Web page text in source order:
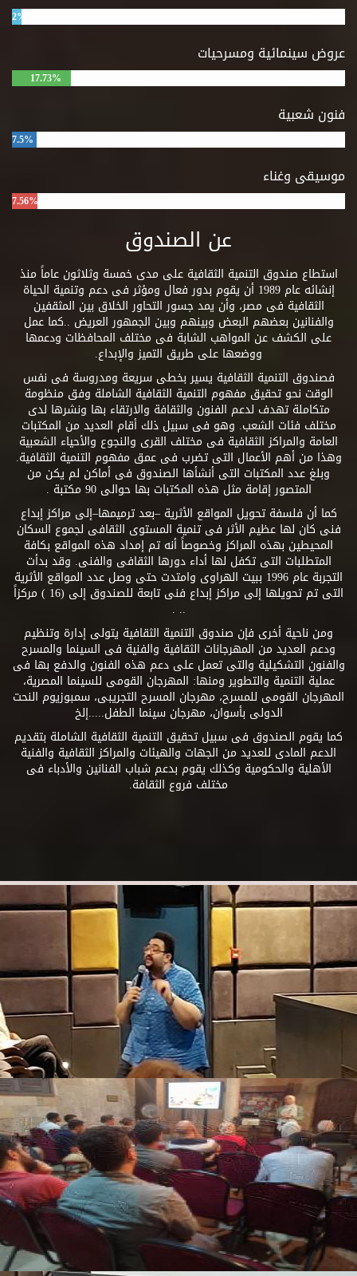
2%
عروض سينمائية ومسرحيات
17.73%
فنون شعبية
7.5%
موسيقى وغناء
7.56%
عن الصندوق
استطاع صندوق التنمية الثقافية على مدى خمسة وثلاثون عاماً منذ
إنشائه عام 1989 أن يقوم بدور فعال ومؤثر فى دعم وتنمية الحياة
الثقافية فى مصر، وأن يمد جسور التحاور الخلاق بين المثقفين
والفنانين بعضهم البعض وبينهم وبين الجمهور العريض ..كما عمل
على الكشف عن المواهب الشابة فى مختلف المحافظات ودعمها
ووضعها على طريق التميز والإبداع.
فصندوق التنمية الثقافية يسير بخطى سريعة ومدروسة فى نفس
الوقت نحو تحقيق مفهوم التنمية الثقافية الشاملة وفق منظومة
متكاملة تهدف لدعم الفنون والثقافة والارتقاء بها ونشرها لدى
مختلف فئات الشعب. وهو فى سبيل ذلك أقام العديد من المكتبات
العامة والمراكز الثقافية فى مختلف القرى والنجوع والأحياء الشعبية
وهذا من أهم الأعمال التى تضرب فى عمق مفهوم التنمية الثقافية.
وبلغ عدد المكتبات التى أنشأها الصندوق فى أماكن لم يكن من
المتصور إقامة مثل هذه المكتبات بها حوالى 90 مكتبة .
كما أن فلسفة تحويل المواقع الأثرية –بعد ترميمها–إلى مراكز إبداع
فنى كان لها عظيم الأثر فى تنمية المستوى الثقافى لجموع السكان
المحيطين بهذه المراكز وخصوصاً أنه تم إمداد هذه المواقع بكافة
المتطلبات التى تكفل لها أداء دورها الثقافى والفنى. وقد بدأت
التجربة عام 1996 ببيت الهراوى وامتدت حتى وصل عدد المواقع الأثرية
التى تم تحويلها إلى مراكز إبداع فنى تابعة للصندوق إلى (16 ) مركزاً
.. .
ومن ناحية أخرى فإن صندوق التنمية الثقافية يتولى إدارة وتنظيم
ودعم العديد من المهرجانات الثقافية والفنية فى السينما والمسرح
والفنون التشكيلية والتى تعمل على دعم هذه الفنون والدفع بها فى
عملية التنمية والتطوير ومنها: المهرجان القومى للسينما المصرية،
المهرجان القومى للمسرح، مهرجان المسرح التجريبى، سمبوزيوم النحت
الدولى بأسوان، مهرجان سينما الطفل.....إلخ
كما يقوم الصندوق فى سبيل تحقيق التنمية الثقافية الشاملة بتقديم
الدعم المادى للعديد من الجهات والهيئات والمراكز الثقافية والفنية
الأهلية والحكومية وكذلك يقوم بدعم شباب الفنانين والأدباء فى
مختلف فروع الثقافة.